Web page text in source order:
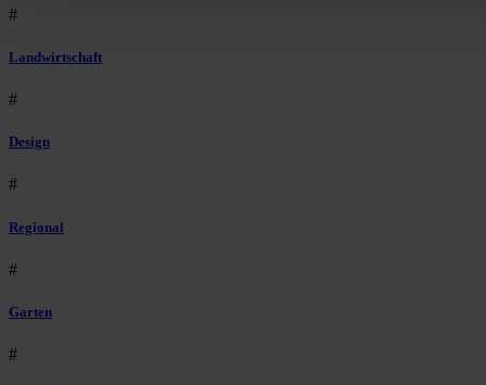
#
Landwirtschaft
#
Design
#
Regional
#
Garten
#